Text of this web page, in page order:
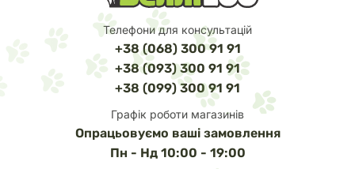
Телефони для консультацій
+38 (068) 300 91 91
+38 (093) 300 91 91
+38 (099) 300 91 91
Графік роботи магазинів
Опрацьовуємо ваші замовлення
Пн - Нд 10:00 - 19:00